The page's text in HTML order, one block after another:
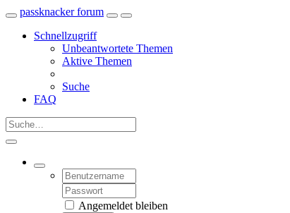
passknacker forum
Schnellzugriff
Unbeantwortete Themen
Aktive Themen
Suche
FAQ
Angemeldet bleiben